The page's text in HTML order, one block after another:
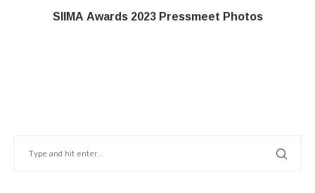
SIIMA Awards 2023 Pressmeet Photos